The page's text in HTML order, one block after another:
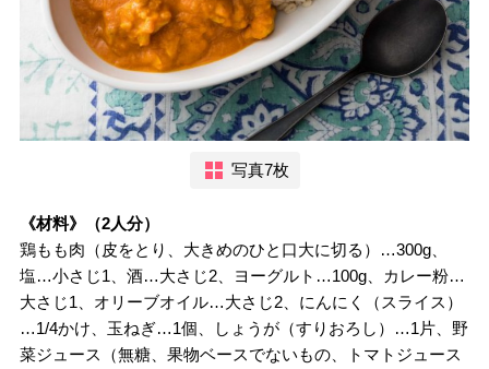
写真7枚
《材料》（2人分）
鶏もも肉（皮をとり、大きめのひと口大に切る）…300g、
塩…小さじ1、酒…大さじ2、ヨーグルト…100g、カレー粉…
大さじ1、オリーブオイル…大さじ2、にんにく（スライス）
…1/4かけ、玉ねぎ…1個、しょうが（すりおろし）…1片、野
菜ジュース（無糖、果物ベースでないもの、トマトジュース